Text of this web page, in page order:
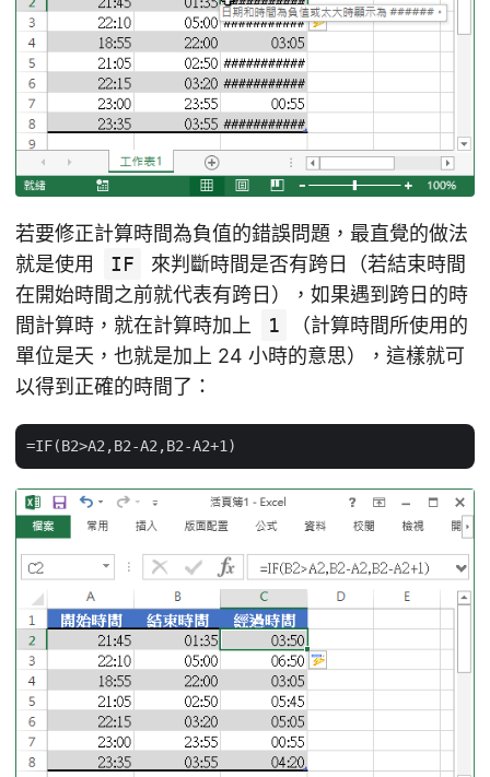
若要修正計算時間為負值的錯誤問題，最直覺的做法
就是使用
IF
來判斷時間是否有跨日（若結束時間
在開始時間之前就代表有跨日），如果遇到跨日的時
間計算時，就在計算時加上
1
（計算時間所使用的
單位是天，也就是加上 24 小時的意思），這樣就可
以得到正確的時間了：